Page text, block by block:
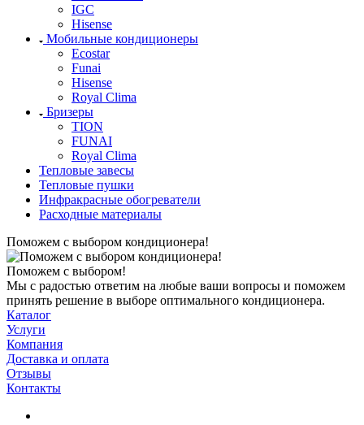
IGC
Hisense
Мобильные кондиционеры
Ecostar
Funai
Hisense
Royal Clima
Бризеры
TION
FUNAI
Royal Clima
Тепловые завесы
Тепловые пушки
Инфракрасные обогреватели
Расходные материалы
Поможем с выбором кондиционера!
Поможем с выбором!
Мы с радостью ответим на любые ваши вопросы и поможем
принять решение в выборе оптимального кондиционера.
Каталог
Услуги
Компания
Доставка и оплата
Отзывы
Контакты